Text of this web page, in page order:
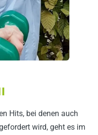
Hits, bei denen auch
wird, geht es im